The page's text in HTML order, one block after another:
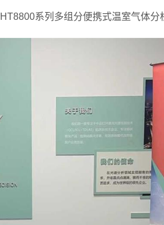
HT8800系列多组分便携式温室气体分